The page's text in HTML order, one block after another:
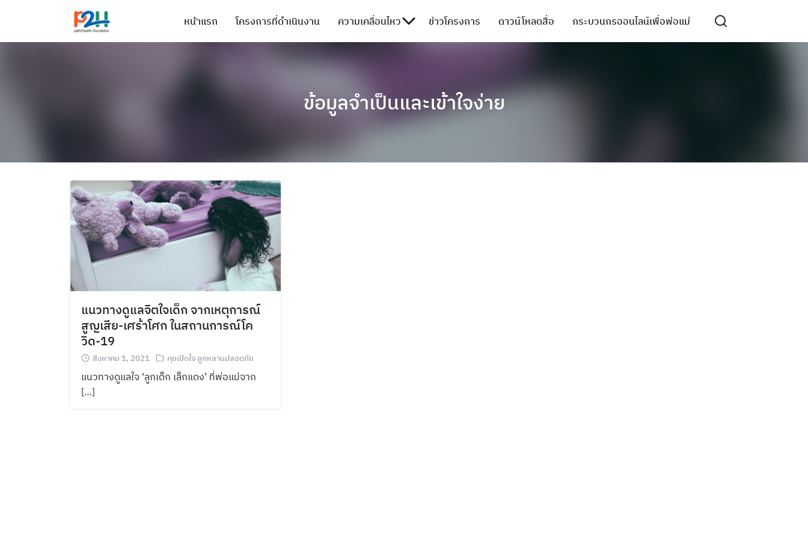
หน้าแรก โครงการที่ดำเนินงาน ความเคลื่อนไหว ข่าวโครงการ ดาวน์โหลดสื่อ กระบวนกรออนไลน์เพื่อพ่อแม่
ข้อมูลจำเป็นและเข้าใจง่าย
แนวทางดูแลจิตใจเด็ก จากเหตุการณ์
สูญเสีย-เศร้าโศก ในสถานการณ์โค
วิด-19
สิงหาคม 1, 2021 คุยเปิดใจ ลูกหลานปลอดภัย
แนวทางดูแลใจ ‘ลูกเด็ก เล็กแดง’ ที่พ่อแม่จาก
[…]